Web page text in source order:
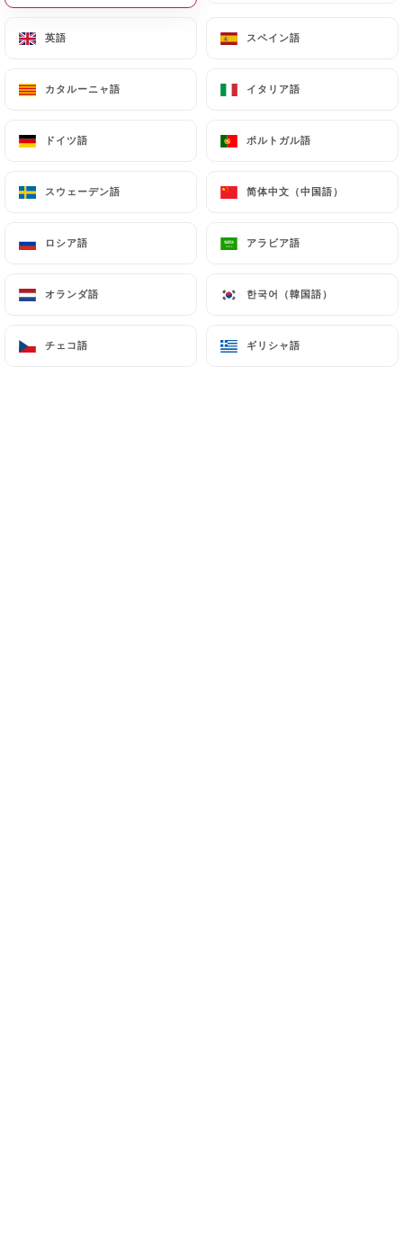
メニュー
英語 スペイン語
カタルーニャ語 イタリア語
ドイツ語 ポルトガル語
スウェーデン語 简体中文（中国語）
ロシア語 アラビア語
オランダ語 한국어（韓国語）
チェコ語 ギリシャ語
連絡先
英語 スペイン語
カタルーニャ語 イタリア語
ドイツ語 ポルトガル語
スウェーデン語 简体中文（中国語）
ロシア語 アラビア語
オランダ語 한국어（韓国語）
チェコ語 ギリシャ語